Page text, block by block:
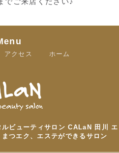
ビューティサロン CALaN 田川 エ
つエク、エステができるサロン
アクセス
ホーム